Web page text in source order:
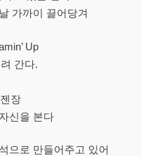
가까이 끌어당겨
Up
간다.
장
신을 본다
으로 만들어주고 있어